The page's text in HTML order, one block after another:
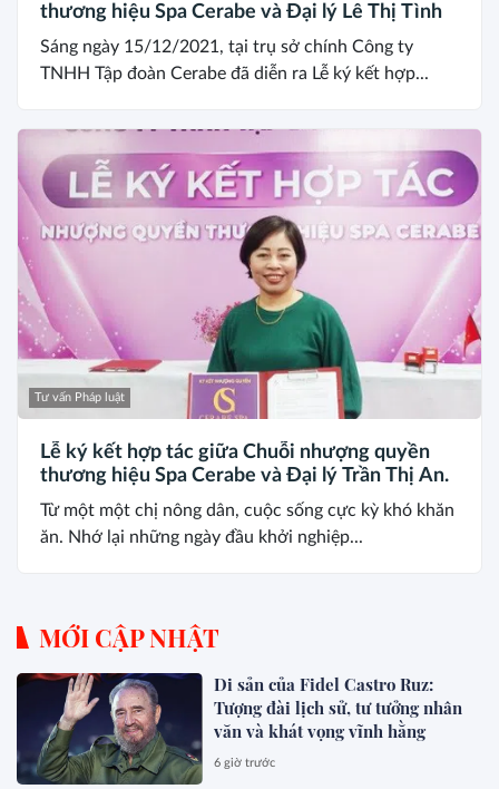
thương hiệu Spa Cerabe và Đại lý Lê Thị Tình
Sáng ngày 15/12/2021, tại trụ sở chính Công ty
TNHH Tập đoàn Cerabe đã diễn ra Lễ ký kết hợp...
Tư vấn Pháp luật
Lễ ký kết hợp tác giữa Chuỗi nhượng quyền
thương hiệu Spa Cerabe và Đại lý Trần Thị An.
Từ một một chị nông dân, cuộc sống cực kỳ khó khăn
ăn. Nhớ lại những ngày đầu khởi nghiệp...
MỚI CẬP NHẬT
Di sản của Fidel Castro Ruz:
Tượng đài lịch sử, tư tưởng nhân
văn và khát vọng vĩnh hằng
6 giờ trước